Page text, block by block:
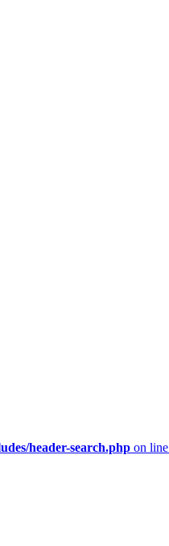
header-search.php on line